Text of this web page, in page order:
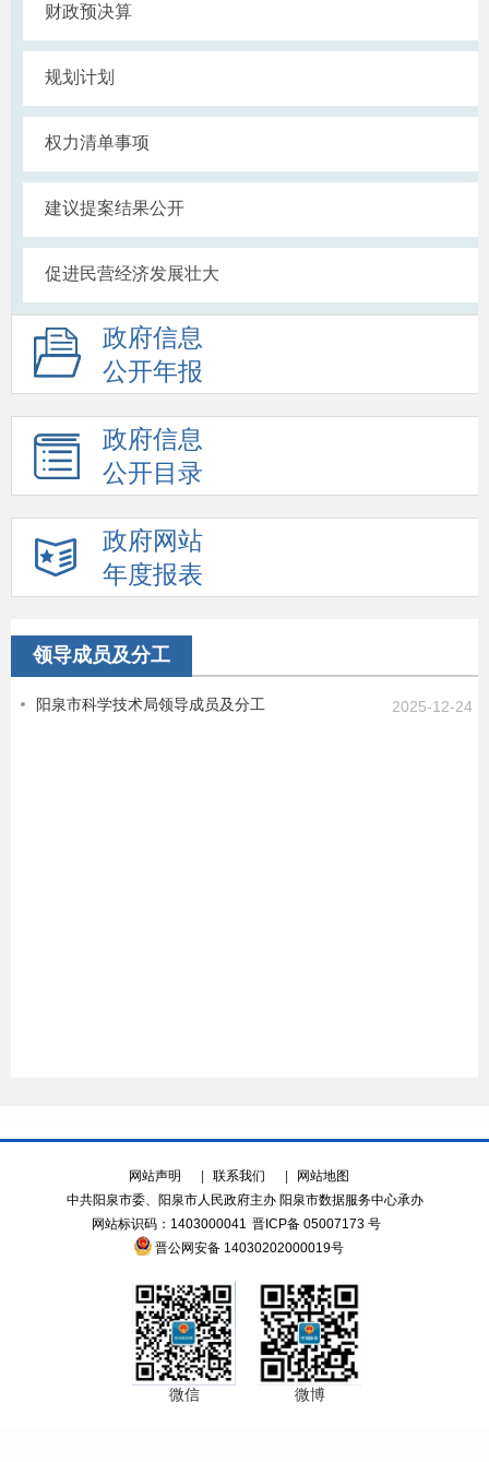
财政预决算
规划计划
权力清单事项
建议提案结果公开
促进民营经济发展壮大
政府信息
公开年报
政府信息
公开目录
政府网站
年度报表
领导成员及分工
阳泉市科学技术局领导成员及分工 2025-12-24